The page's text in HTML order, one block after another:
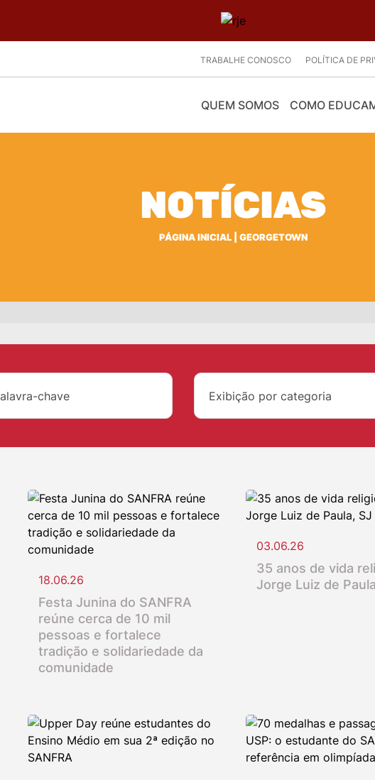
TRABALHE CONOSCO POLÍTICA DE
QUEM SOMOS COMO
NOTÍCIAS
PÁGINA INICIAL| GEORGETOWN
Exibição por categoria
18.06.26
Festa Junina do SANFRA
reúne cerca de 10 mil
pessoas e fortalece
tradição e solidariedade da
comunidade
03.06.26
35 anos de vida
Jorge Luiz de